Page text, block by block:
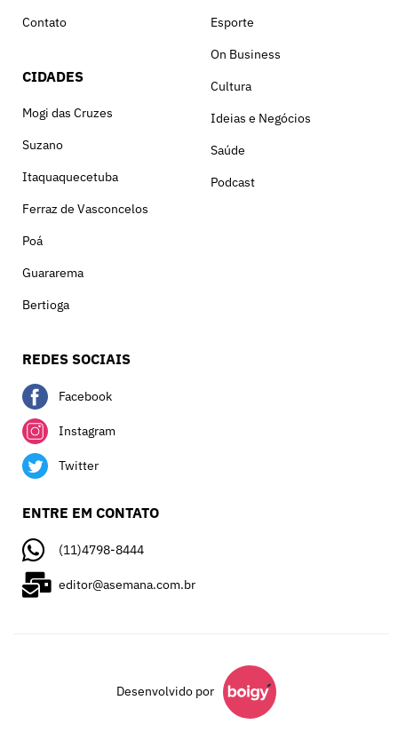
Contato
CIDADES
Mogi das Cruzes
Suzano
Itaquaquecetuba
Ferraz de Vasconcelos
Poá
Guararema
Bertioga
Esporte
On Business
Cultura
Ideias e Negócios
Saúde
Podcast
REDES SOCIAIS
Facebook
Instagram
Twitter
ENTRE EM CONTATO
(11)4798-8444
editor@asemana.com.br
Desenvolvido por